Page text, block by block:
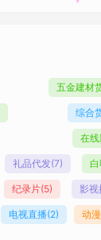
五金建材
综合
在
礼品代发(7)
纪录片(5) 影视
电视直播(2) 动漫